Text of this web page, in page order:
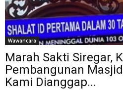
Wawancara
Marah Sakti Siregar,
Pembangunan
Kami Dianggap...